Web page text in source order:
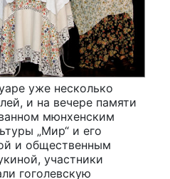
уже несколько
и на вечере памяти
мюнхенским
„Мир“ и его
и общественным
участники
гоголевскую